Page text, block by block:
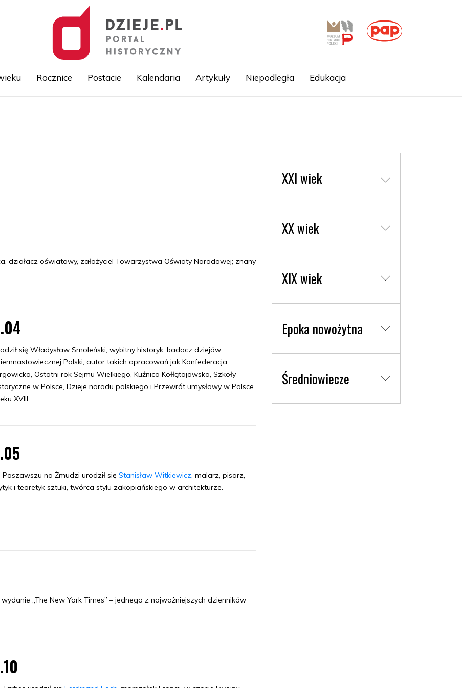
Rocznice Postacie Kalendaria Artykuły Niepodległa Edukacja
działacz oświatowy, założyciel Towarzystwa Oświaty Narodowej; znany
się Władysław Smoleński, wybitny historyk, badacz dziejów
Polski, autor takich opracowań jak Konfederacja
Ostatni rok Sejmu Wielkiego, Kuźnica Kołłątajowska, Szkoły
w Polsce, Dzieje narodu polskiego i Przewrót umysłowy w Polsce
XVIII.
Poszawszu na Żmudzi urodził się Stanisław Witkiewicz, malarz, pisarz,
i teoretyk sztuki, twórca stylu zakopiańskiego w architekturze.
„The New York Times” – jednego z najważniejszych dzienników
XXI wiek
XX wiek
XIX wiek
Epoka nowożytna
Średniowiecze